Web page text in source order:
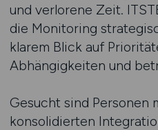
und verlorene Zeit.
die Monitoring
klarem Blick auf
Abhängigkeiten und
Gesucht sind Personen
konsolidierten